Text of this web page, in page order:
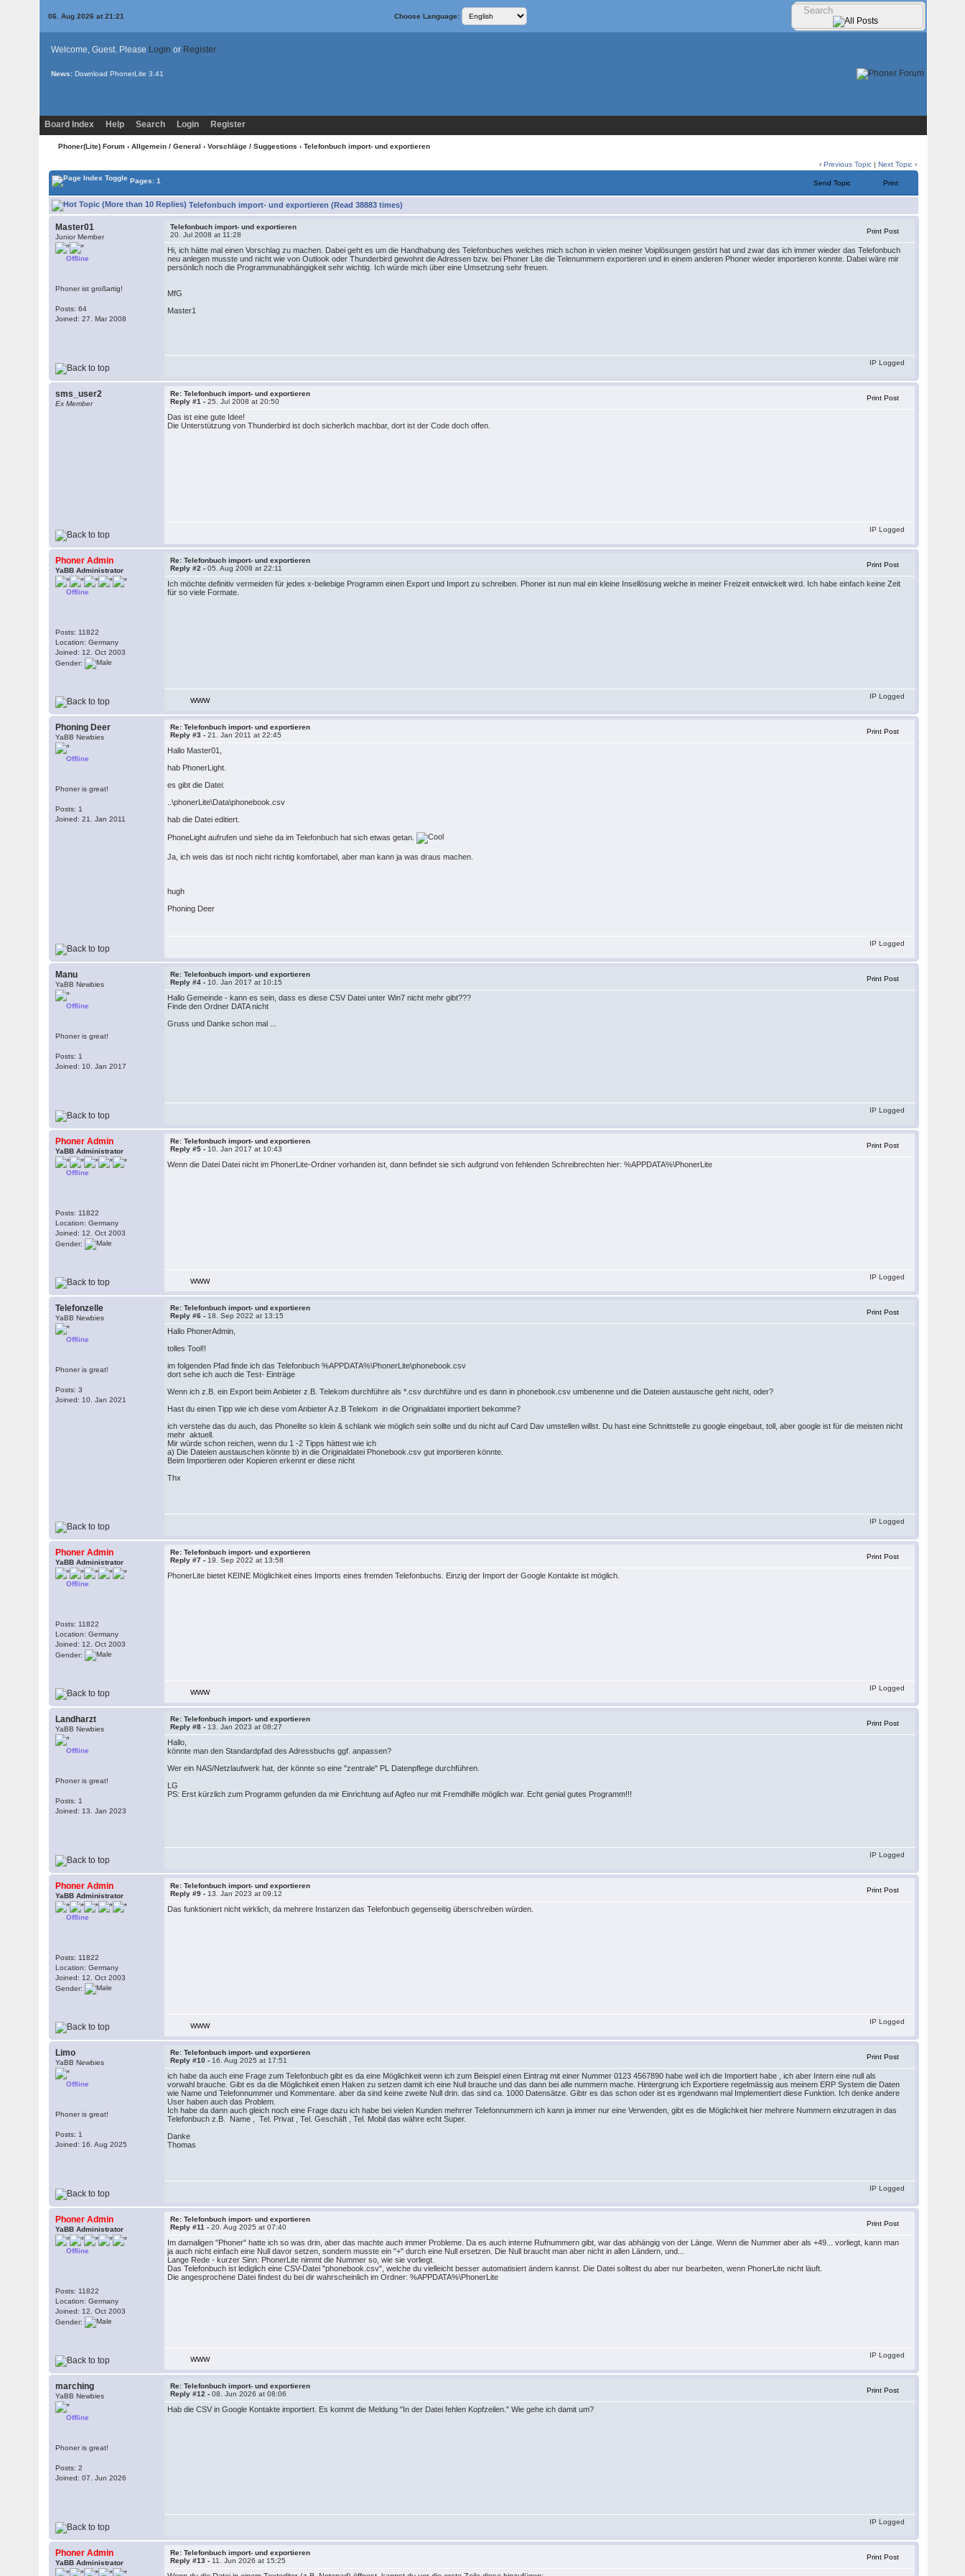
06. Aug 2026 at 21:21 Choose Language:
Welcome, Guest. Please Login or Register
News: Download PhonerLite 3.41
Board Index Help Search Login Register
Phoner(Lite) Forum › Allgemein / General › Vorschläge / Suggestions › Telefonbuch import- und exportieren
‹Previous Topic |Next Topic ›
Pages: 1 Send Topic Print
Telefonbuch import- und exportieren (Read 38883 times)
Master01
Junior Member
Offline
Phoner ist großartig!
Posts: 64
Joined: 27. Mar 2008
Telefonbuch import- und exportieren
20. Jul 2008 at 11:28
Print Post
Hi, ich hätte mal einen Vorschlag zu machen. Dabei geht es um die Handhabung des Telefonbuches welches mich schon in vielen meiner Voiplösungen gestört hat und zwar das ich immer wieder das Telefonbuch
neu anlegen musste und nicht wie von Outlook oder Thunderbird gewohnt die Adressen bzw. bei Phoner Lite die Telenummern exportieren und in einem anderen Phoner wieder importieren konnte. Dabei wäre mir
persönlich noch die Programmunabhängigkeit sehr wichtig. Ich würde mich über eine Umsetzung sehr freuen.
MfG
Master1
IP Logged
sms_user2
Ex Member
Re: Telefonbuch import- und exportieren
Reply #1 -25. Jul 2008 at 20:50 Print Post
Das ist eine gute Idee!
Die Unterstützung von Thunderbird ist doch sicherlich machbar, dort ist der Code doch offen.
IP Logged
Phoner Admin
YaBB Administrator
Offline
Posts: 11822
Location: Germany
Joined: 12. Oct 2003
Gender:
Re: Telefonbuch import- und exportieren
Reply #2 -05. Aug 2008 at 22:11 Print Post
Ich möchte definitiv vermeiden für jedes x-beliebige Programm einen Export und Import zu schreiben. Phoner ist nun mal ein kleine Insellösung welche in meiner Freizeit entwickelt wird. Ich habe einfach keine Zeit
für so viele Formate.
WWW
IP Logged
Phoning Deer
YaBB Newbies
Offline
Phoner is great!
Posts: 1
Joined: 21. Jan 2011
Re: Telefonbuch import- und exportieren
Reply #3 -21. Jan 2011 at 22:45 Print Post
Hallo Master01,
hab PhonerLight.
es gibt die Datei:
..\phonerLite\Data\phonebook.csv
hab die Datei editiert.
PhoneLight aufrufen und siehe da im Telefonbuch hat sich etwas getan.
Ja, ich weis das ist noch nicht richtig komfortabel, aber man kann ja was draus machen.
hugh
Phoning Deer
IP Logged
Manu
YaBB Newbies
Offline
Phoner is great!
Posts: 1
Joined: 10. Jan 2017
Re: Telefonbuch import- und exportieren
Reply #4 - 10. Jan 2017 at 10:15 Print Post
Hallo Gemeinde - kann es sein, dass es diese CSV Datei unter Win7 nicht mehr gibt???
Finde den Ordner DATA nicht
Gruss und Danke schon mal ...
IP Logged
Phoner Admin
YaBB Administrator
Offline
Posts: 11822
Location: Germany
Joined: 12. Oct 2003
Gender:
Re: Telefonbuch import- und exportieren
Reply #5 - 10. Jan 2017 at 10:43 Print Post
Wenn die Datei Datei nicht im PhonerLite-Ordner vorhanden ist, dann befindet sie sich aufgrund von fehlenden Schreibrechten hier: %APPDATA%\PhonerLite
WWW
IP Logged
Telefonzelle
YaBB Newbies
Offline
Phoner is great!
Posts: 3
Joined: 10. Jan 2021
Re: Telefonbuch import- und exportieren
Reply #6 - 18. Sep 2022 at 13:15 Print Post
Hallo PhonerAdmin,
tolles Tool!!
im folgenden Pfad finde ich das Telefonbuch %APPDATA%\PhonerLite\phonebook.csv
dort sehe ich auch die Test- Einträge
Wenn ich z.B. ein Export beim Anbieter z.B. Telekom durchführe als *.csv durchführe und es dann in phonebook.csv umbenenne und die Dateien austausche geht nicht, oder?
Hast du einen Tipp wie ich diese vom Anbieter A z.B Telekom in die Originaldatei importiert bekomme?
ich verstehe das du auch, das Phonelite so klein & schlank wie möglich sein sollte und du nicht auf Card Dav umstellen willst. Du hast eine Schnittstelle zu google eingebaut, toll, aber google ist für die meisten nicht
mehr aktuell.
Mir würde schon reichen, wenn du 1 -2 Tipps hättest wie ich
a) Die Dateien austauschen könnte b) in die Originaldatei Phonebook.csv gut importieren könnte.
Beim Importieren oder Kopieren erkennt er diese nicht
Thx
IP Logged
Phoner Admin
YaBB Administrator
Offline
Posts: 11822
Location: Germany
Joined: 12. Oct 2003
Gender:
Re: Telefonbuch import- und exportieren
Reply #7 - 19. Sep 2022 at 13:58 Print Post
PhonerLite bietet KEINE Möglichkeit eines Imports eines fremden Telefonbuchs. Einzig der Import der Google Kontakte ist möglich.
WWW
IP Logged
Landharzt
YaBB Newbies
Offline
Phoner is great!
Posts: 1
Joined: 13. Jan 2023
Re: Telefonbuch import- und exportieren
Reply #8 - 13. Jan 2023 at 08:27 Print Post
Hallo,
könnte man den Standardpfad des Adressbuchs ggf. anpassen?
Wer ein NAS/Netzlaufwerk hat, der könnte so eine "zentrale" PL Datenpflege durchführen.
LG
PS: Erst kürzlich zum Programm gefunden da mir Einrichtung auf Agfeo nur mit Fremdhilfe möglich war. Echt genial gutes Programm!!!
IP Logged
Phoner Admin
YaBB Administrator
Offline
Posts: 11822
Location: Germany
Joined: 12. Oct 2003
Gender:
Re: Telefonbuch import- und exportieren
Reply #9 - 13. Jan 2023 at 09:12 Print Post
Das funktioniert nicht wirklich, da mehrere Instanzen das Telefonbuch gegenseitig überschreiben würden.
WWW
IP Logged
Limo
YaBB Newbies
Offline
Phoner is great!
Posts: 1
Joined: 16. Aug 2025
Re: Telefonbuch import- und exportieren
Reply #10 - 16. Aug 2025 at 17:51 Print Post
ich habe da auch eine Frage zum Telefonbuch gibt es da eine Möglichkeit wenn ich zum Beispiel einen Eintrag mit einer Nummer 0123 4567890 habe weil ich die Importiert habe , ich aber Intern eine null als
vorwahl brauche. Gibt es da die Möglichkeit einen Haken zu setzen damit ich eine Null brauche und das dann bei alle nummern mache. Hintergrung ich Exportiere regelmässig aus meinem ERP System die Daten
wie Name und Telefonnummer und Kommentare. aber da sind keine zweite Null drin. das sind ca. 1000 Datensätze. Gibtr es das schon oder ist es irgendwann mal Implementiert diese Funktion. Ich denke andere
User haben auch das Problem.
Ich habe da dann auch gleich noch eine Frage dazu ich habe bei vielen Kunden mehrrer Telefonnummern ich kann ja immer nur eine Verwenden, gibt es die Möglichkeit hier mehrere Nummern einzutragen in das
Telefonbuch z.B. Name , Tel. Privat , Tel. Geschäft , Tel. Mobil das währe echt Super.
Danke
Thomas
IP Logged
Phoner Admin
YaBB Administrator
Offline
Posts: 11822
Location: Germany
Joined: 12. Oct 2003
Gender:
Re: Telefonbuch import- und exportieren
Reply #11 -20. Aug 2025 at 07:40 Print Post
Im damaligen "Phoner" hatte ich so was drin, aber das machte auch immer Probleme. Da es auch interne Rufnummern gibt, war das abhängig von der Länge. Wenn die Nummer aber als +49... vorliegt, kann man
ja auch nicht einfach eine Null davor setzen, sondern musste ein "+" durch eine Null ersetzen. Die Null braucht man aber nicht in allen Ländern, und...
Lange Rede - kurzer Sinn: PhonerLite nimmt die Nummer so, wie sie vorliegt.
Das Telefonbuch ist lediglich eine CSV-Datei "phonebook.csv", welche du vielleicht besser automatisiert ändern kannst. Die Datei solltest du aber nur bearbeiten, wenn PhonerLite nicht läuft.
Die angesprochene Datei findest du bei dir wahrscheinlich im Ordner: %APPDATA%\PhonerLite
WWW
IP Logged
marching
YaBB Newbies
Offline
Phoner is great!
Posts: 2
Joined: 07. Jun 2026
Re: Telefonbuch import- und exportieren
Reply #12 -08. Jun 2026 at 08:06 Print Post
Hab die CSV in Google Kontakte importiert. Es kommt die Meldung "In der Datei fehlen Kopfzeilen." Wie gehe ich damit um?
IP Logged
Phoner Admin
YaBB Administrator
Re: Telefonbuch import- und exportieren
Reply #13 - 11. Jun 2026 at 15:25 Print Post